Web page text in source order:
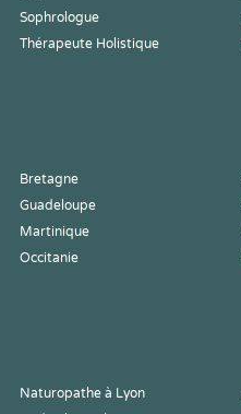
Sophrologue
Thérapeute Holistique
Bretagne
Guadeloupe
Martinique
Occitanie
Naturopathe à Lyon